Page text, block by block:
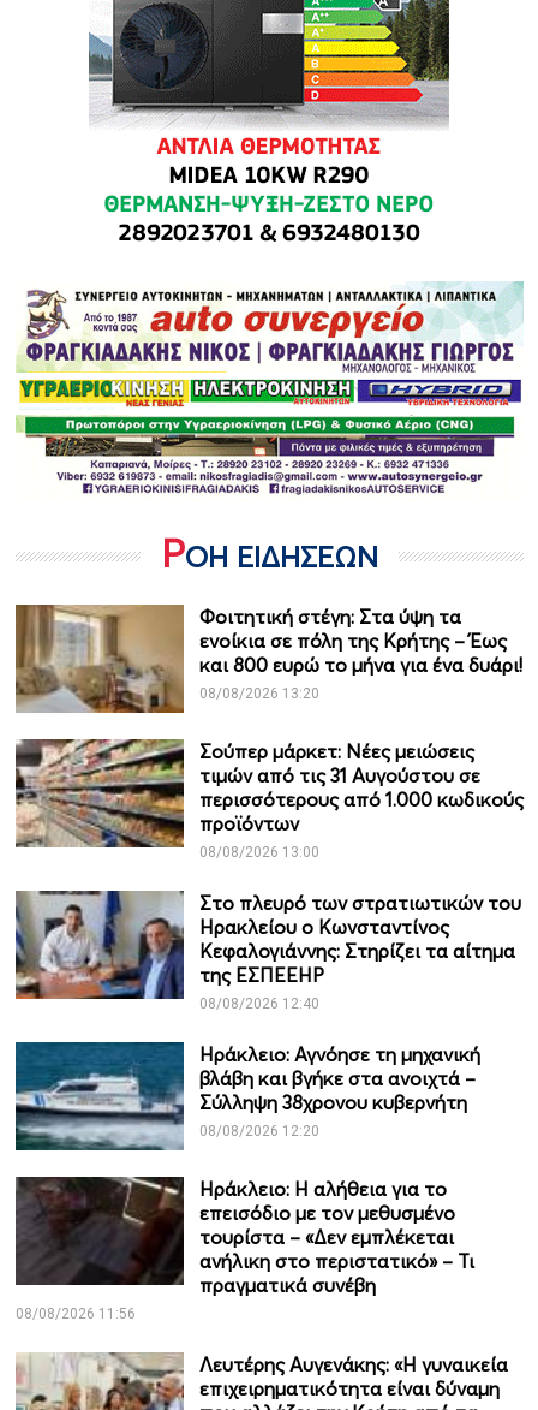
ΡΟΗ ΕΙΔΗΣΕΩΝ
Φοιτητική στέγη: Στα ύψη τα
ενοίκια σε πόλη της Κρήτης – Έως
και 800 ευρώ το μήνα για ένα δυάρι!
08/08/2026 13:20
Σούπερ μάρκετ: Νέες μειώσεις
τιμών από τις 31 Αυγούστου σε
περισσότερους από 1.000 κωδικούς
προϊόντων
08/08/2026 13:00
Στο πλευρό των στρατιωτικών του
Ηρακλείου ο Κωνσταντίνος
Κεφαλογιάννης: Στηρίζει τα αίτημα
της ΕΣΠΕΕΗΡ
08/08/2026 12:40
Ηράκλειο: Αγνόησε τη μηχανική
βλάβη και βγήκε στα ανοιχτά –
Σύλληψη 38χρονου κυβερνήτη
08/08/2026 12:20
Ηράκλειο: Η αλήθεια για το
επεισόδιο με τον μεθυσμένο
τουρίστα – «Δεν εμπλέκεται
ανήλικη στο περιστατικό» – Τι
πραγματικά συνέβη
08/08/2026 11:56
Λευτέρης Αυγενάκης: «Η γυναικεία
επιχειρηματικότητα είναι δύναμη